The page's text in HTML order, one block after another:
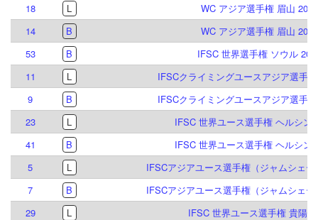
18
L
WC アジア選手権 眉山 2026
14
B
WC アジア選手権 眉山 2026
53
B
IFSC 世界選手権 ソウル
11
L
IFSCクライミングユースアジア選手
9
B
IFSCクライミングユースアジア選手
23
L
IFSC 世界ユース選手権 ヘルシン
41
B
IFSC 世界ユース選手権 ヘルシン
5
L
IFSCアジアユース選手権（ジャムシェ
7
B
IFSCアジアユース選手権（ジャムシェ
29
L
IFSC 世界ユース選手権 貴陽